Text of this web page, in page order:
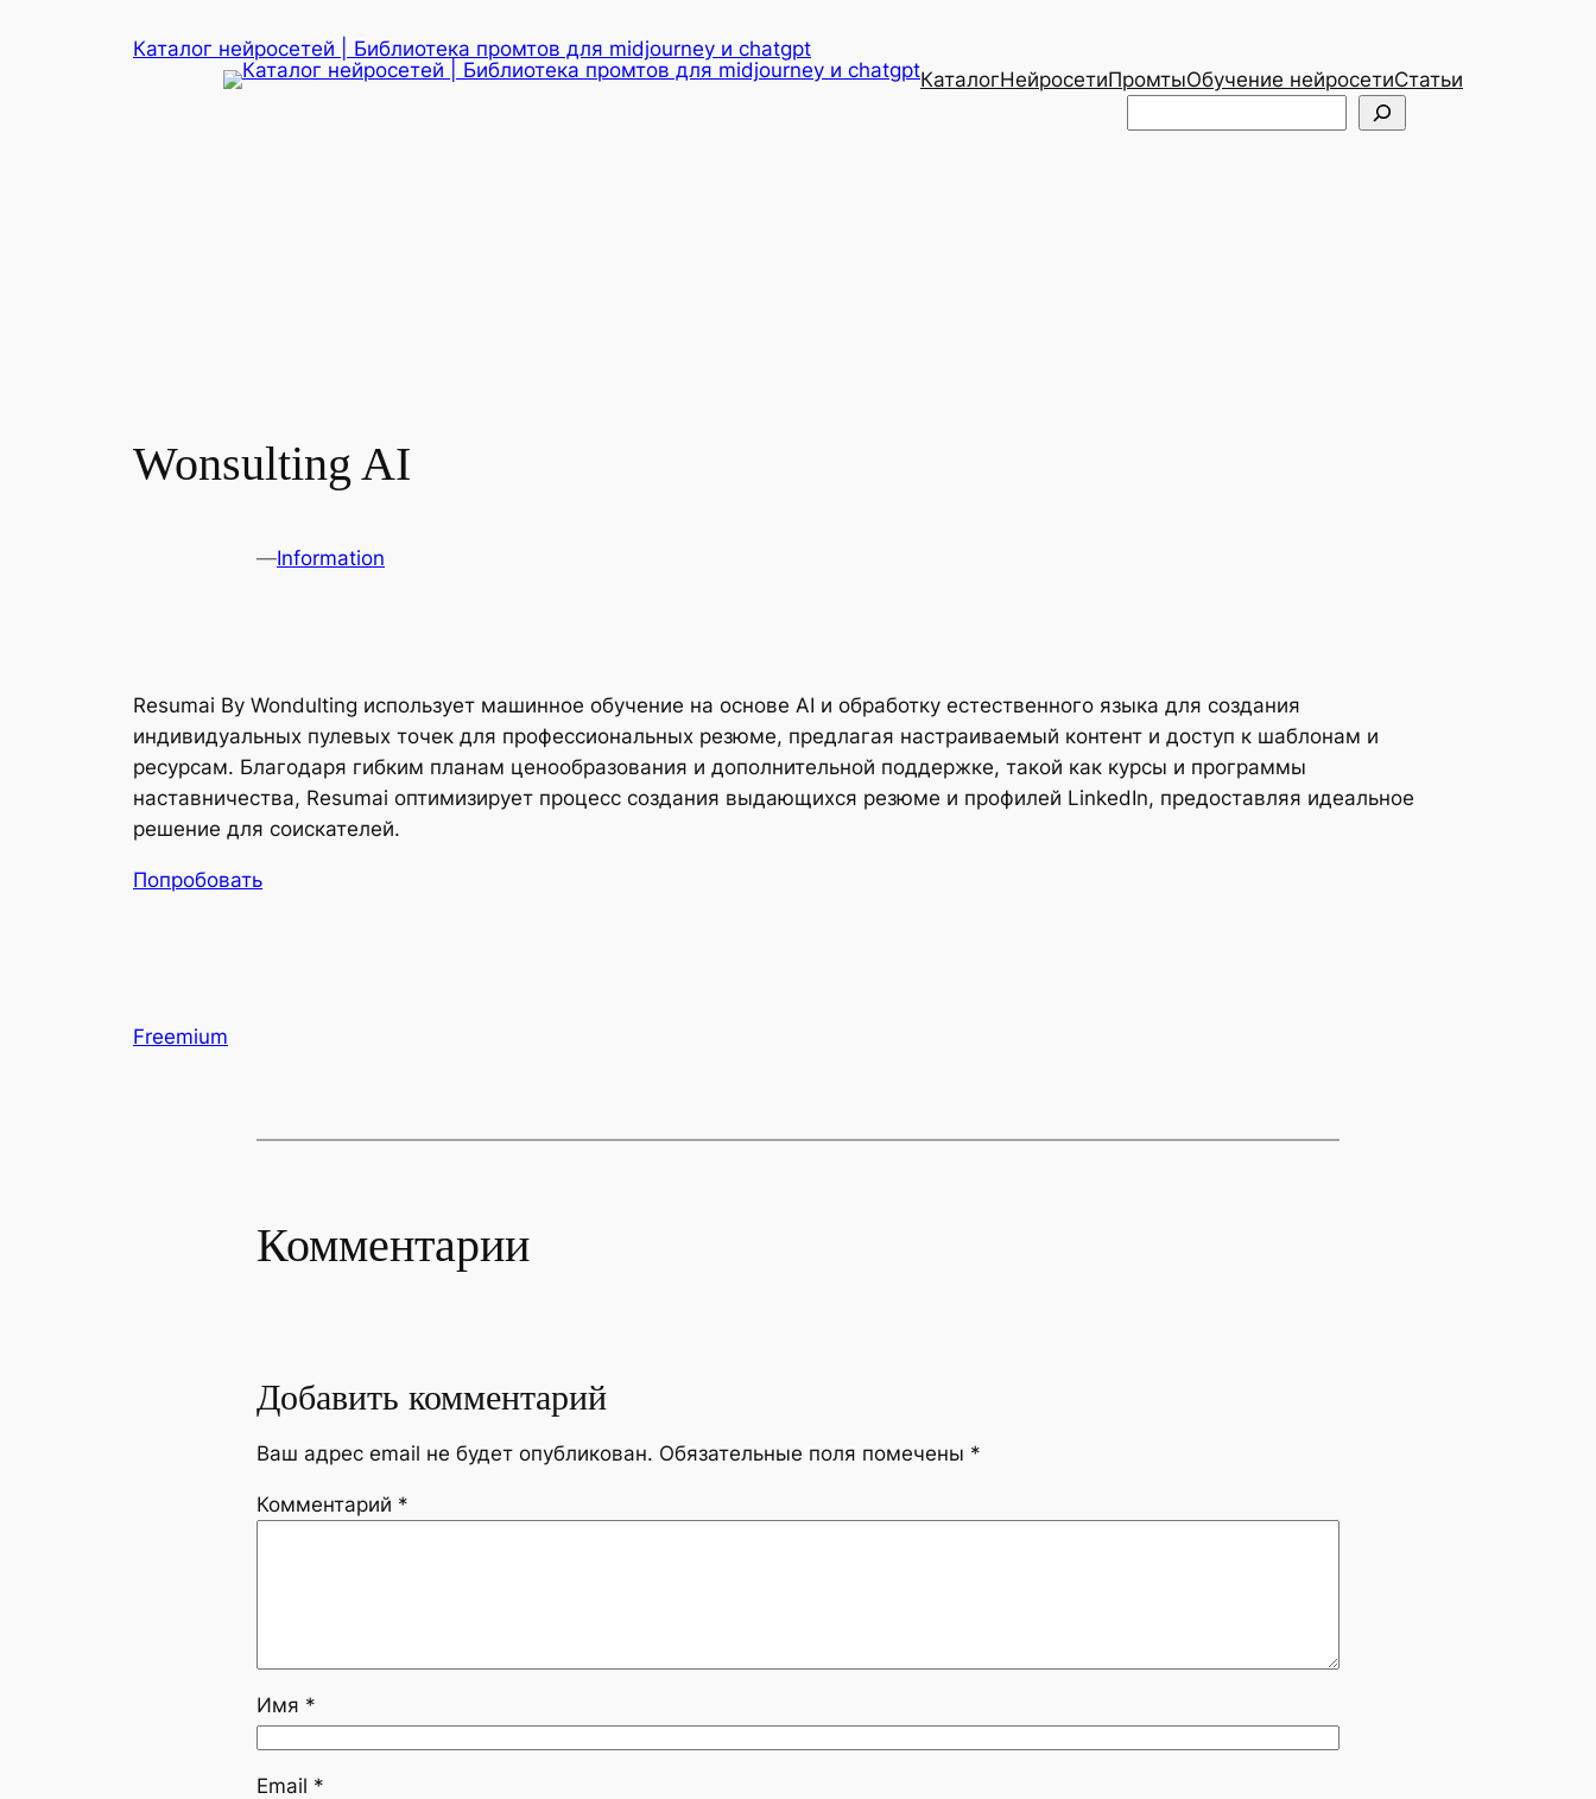
Каталог нейросетей | Библиотека промтов для midjourney и chatgpt
КаталогНейросетиПромтыОбучение нейросетиСтатьи
Telegram
Wonsulting AI
—Information
Resumai By Wondulting использует машинное обучение на основе AI и обработку естественного языка для создания
индивидуальных пулевых точек для профессиональных резюме, предлагая настраиваемый контент и доступ к шаблонам и
ресурсам. Благодаря гибким планам ценообразования и дополнительной поддержке, такой как курсы и программы
наставничества, Resumai оптимизирует процесс создания выдающихся резюме и профилей LinkedIn, предоставляя идеальное
решение для соискателей.
Попробовать
Freemium
Комментарии
Добавить комментарий
Ваш адрес email не будет опубликован. Обязательные поля помечены *
Комментарий *
Имя *
Email *